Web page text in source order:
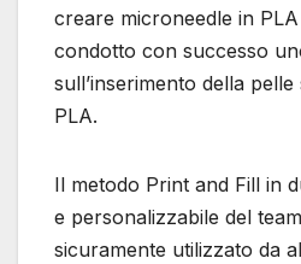
creare microneedle in
condotto con successo
sull’inserimento della
PLA.
Il metodo Print and Fill in
e personalizzabile del
sicuramente utilizzato da